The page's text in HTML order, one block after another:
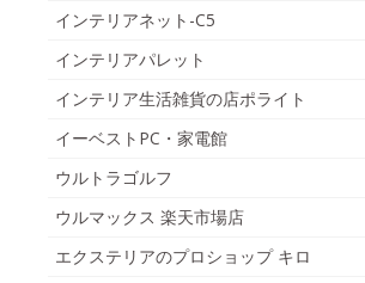
インテリアネット-C5
インテリアパレット
インテリア生活雑貨の店ポライト
イーベストPC・家電館
ウルトラゴルフ
ウルマックス 楽天市場店
エクステリアのプロショップ キロ